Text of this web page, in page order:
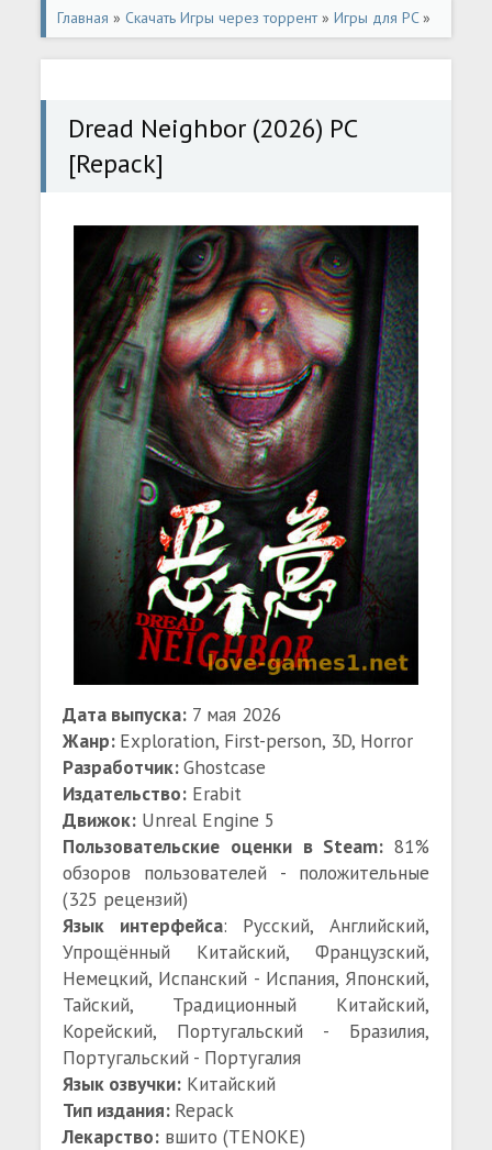
Главная » Скачать Игры через торрент»Игры для PC»
Ужасы/Horror,Приключения/Adventure
Dread Neighbor (2026) PC
[Repack]
Дата выпуска: 7 мая 2026
Жанр: Exploration, First-person, 3D, Horror
Разработчик:Ghostcase
Издательство: Erabit
Движок: Unreal Engine 5
Пользовательские оценки в Steam: 81%
обзоров пользователей - положительные
(325 рецензий)
Язык интерфейса: Русский, Английский,
Упрощённый Китайский, Французский,
Немецкий, Испанский - Испания, Японский,
Тайский, Традиционный Китайский,
Корейский, Португальский - Бразилия,
Португальский - Португалия
Язык озвучки: Китайский
Тип издания: Repack
Лекарство: вшито (TENOKE)